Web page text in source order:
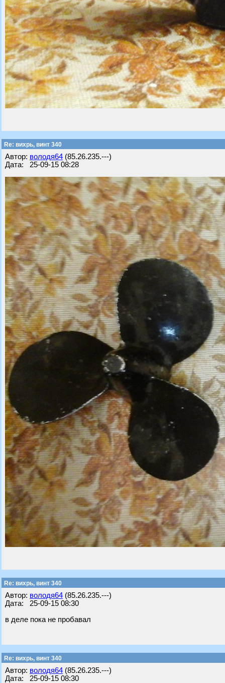
Re: вихрь, винт 340
Автор: володя64 (85.26.235.---)
Дата: 25-09-15 08:28
Re: вихрь, винт 340
Автор: володя64 (85.26.235.---)
Дата: 25-09-15 08:30
в деле пока не пробавал
Re: вихрь, винт 340
Автор: володя64 (85.26.235.---)
Дата: 25-09-15 08:30